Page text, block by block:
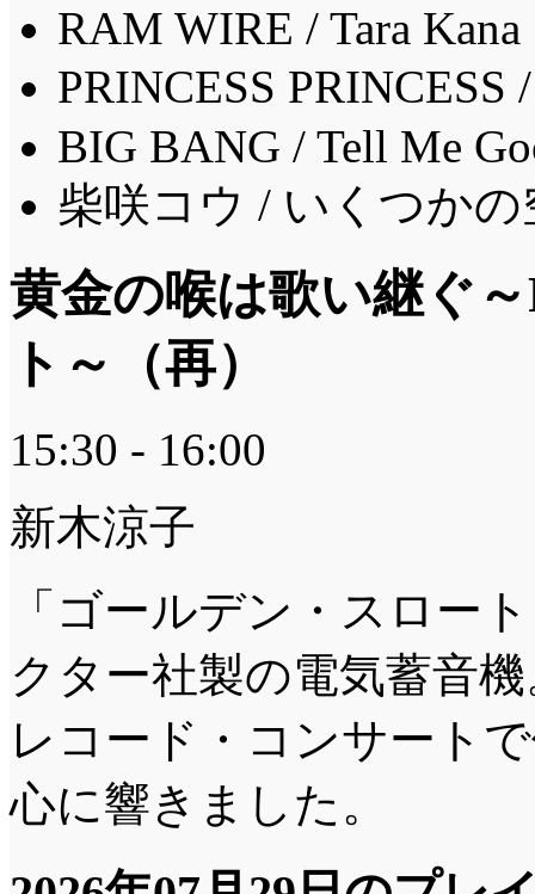
RAM WIRE / Tara Kana
PRINCESS
BIG BANG / Tell Me
柴咲コウ / いくつかの
黄金の喉は歌い継ぐ
ト～（再）
15:30 - 16:00
新木涼子
「ゴールデン・スロー
クター社製の電気蓄音
レコード・コンサート
心に響きました。